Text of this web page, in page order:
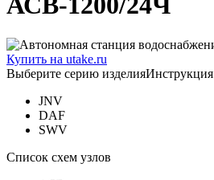
Купить на utake.ru
Выберите серию изделияИнструкция
JNV
DAF
SWV
Список схем узлов